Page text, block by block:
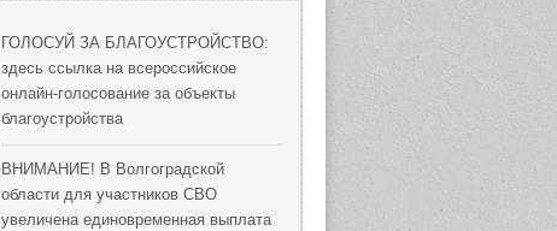
ГОЛОСУЙ ЗА БЛАГОУСТРОЙСТВО:
здесь ссылка на всероссийское
онлайн-голосование за объекты
благоустройства
ВНИМАНИЕ! В Волгоградской
области для участников СВО
увеличена единовременная выплата